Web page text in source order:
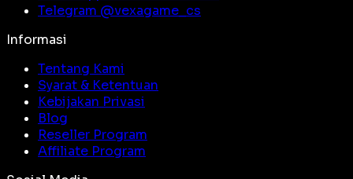
Telegram @vexagame_cs
Informasi
Tentang Kami
Syarat & Ketentuan
Kebijakan Privasi
Blog
Reseller Program
Affiliate Program